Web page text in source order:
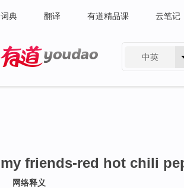
词典 翻译 有道精品课 云笔记
中英
my friends-red hot chili
网络释义